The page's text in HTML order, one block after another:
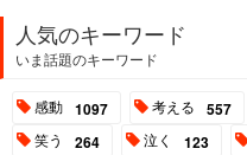
人気のキーワード
いま話題のキーワード
感動 1097 考える 557
笑う 264 泣く 123